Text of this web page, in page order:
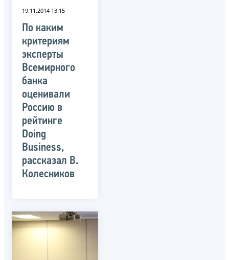
19.11.2014 13:15
По каким
критериям
эксперты
Всемирного
банка
оценивали
Россию в
рейтинге
Doing
Business,
рассказал В.
Колесников